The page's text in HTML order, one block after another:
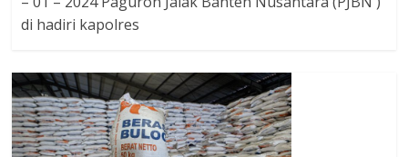
di hadiri kapolres